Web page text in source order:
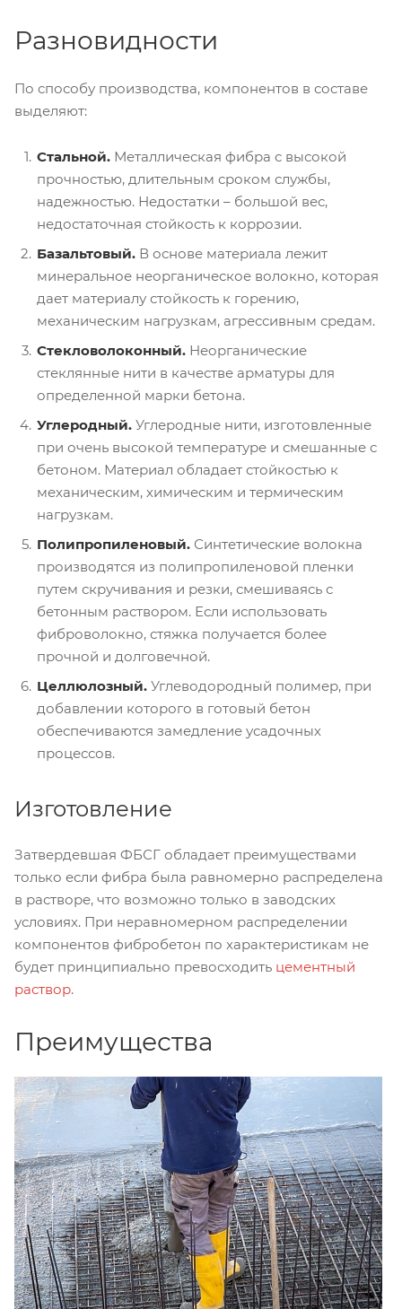
Разновидности
По способу производства, компонентов в составе
выделяют:
Стальной. Металлическая фибра с высокой
прочностью, длительным сроком службы,
надежностью. Недостатки – большой вес,
недостаточная стойкость к коррозии.
Базальтовый. В основе материала лежит
минеральное неорганическое волокно, которая
дает материалу стойкость к горению,
механическим нагрузкам, агрессивным средам.
Стекловолоконный. Неорганические
стеклянные нити в качестве арматуры для
определенной марки бетона.
Углеродный. Углеродные нити, изготовленные
при очень высокой температуре и смешанные с
бетоном. Материал обладает стойкостью к
механическим, химическим и термическим
нагрузкам.
Полипропиленовый. Синтетические волокна
производятся из полипропиленовой пленки
путем скручивания и резки, смешиваясь с
бетонным раствором. Если использовать
фиброволокно, стяжка получается более
прочной и долговечной.
Целлюлозный. Углеводородный полимер, при
добавлении которого в готовый бетон
обеспечиваются замедление усадочных
процессов.
Изготовление
Затвердевшая ФБСГ обладает преимуществами
только если фибра была равномерно распределена
в растворе, что возможно только в заводских
условиях. При неравномерном распределении
компонентов фибробетон по характеристикам не
будет принципиально превосходить цементный
раствор.
Преимущества